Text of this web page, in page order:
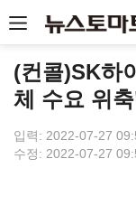
(컨콜)SK하
체 수요 위
입력: 2022-07-27
수정: 2022-07-27